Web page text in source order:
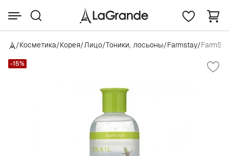
/Косметика/Корея/Лицо/Тоники, лосьоны/Farmstay/
-15%